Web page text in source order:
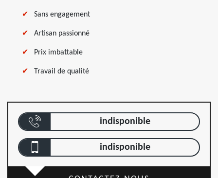
Sans engagement
Artisan passionné
Prix imbattable
Travail de qualité
indisponible
indisponible